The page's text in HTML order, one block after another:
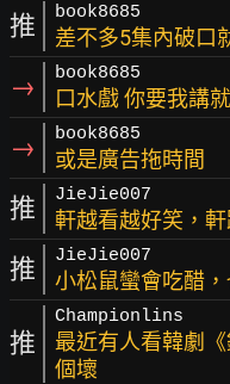
推 book8685
差不多5集內破口
→ book8685
口水戲 你要我講
→ book8685
或是廣告拖時間
推 JieJie007
軒越看越好笑，
推 JieJie007
小松鼠蠻會吃醋
推
Championlins
最近有人看韓劇
個壞